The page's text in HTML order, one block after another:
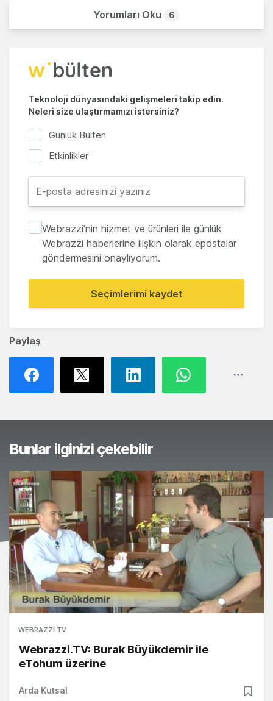
Paylaş
Yorumları Oku 6
Teknoloji dünyasındaki gelişmeleri takip edin.
Neleri size ulaştırmamızı istersiniz?
Günlük Bülten
Etkinlikler
Webrazzi'nin hizmet ve ürünleri ile günlük
Webrazzi haberlerine ilişkin olarak epostalar
göndermesini onaylıyorum.
Seçimlerimi kaydet
Bunlar ilginizi çekebilir
WEBRAZZI TV
Webrazzi.TV: Burak Büyükdemir ile
eTohum üzerine
Arda Kutsal